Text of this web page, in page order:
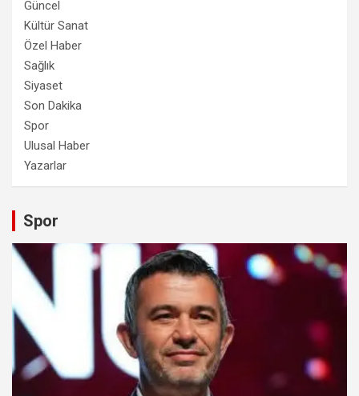
Güncel
Kültür Sanat
Özel Haber
Sağlık
Siyaset
Son Dakika
Spor
Ulusal Haber
Yazarlar
Spor